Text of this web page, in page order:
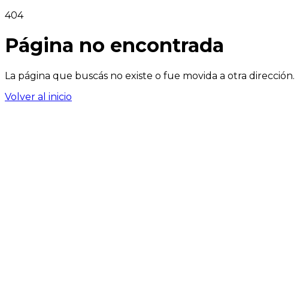
404
Página no encontrada
La página que buscás no existe o fue movida a otra dirección.
Volver al inicio